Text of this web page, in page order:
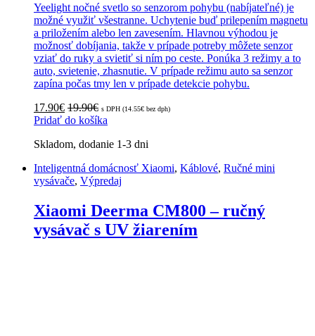
Yeelight nočné svetlo so senzorom pohybu (nabíjateľné) je
možné využiť všestranne. Uchytenie buď prilepením magnetu
a priložením alebo len zavesením. Hlavnou výhodou je
možnosť dobíjania, takže v prípade potreby môžete senzor
vziať do ruky a svietiť si ním po ceste. Ponúka 3 režimy a to
auto, svietenie, zhasnutie. V prípade režimu auto sa senzor
zapína počas tmy len v prípade detekcie pohybu.
17.90€ 19.90€ s DPH (14.55€ bez dph)
Pridať do košíka
Skladom, dodanie 1-3 dni
Inteligentná domácnosť Xiaomi, Káblové, Ručné mini
vysávače, Výpredaj
Xiaomi Deerma CM800 – ručný
vysávač s UV žiarením